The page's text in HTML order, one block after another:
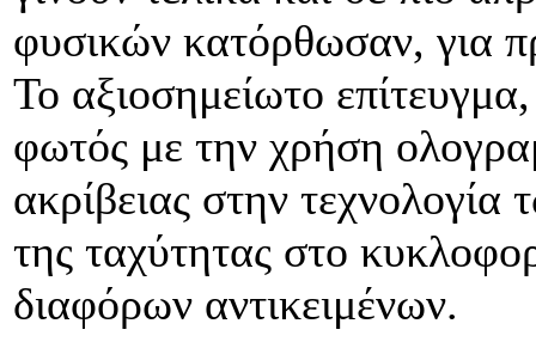
φυσικών κατόρθωσαν, για
Το αξιοσημείωτο
φωτός με την χρήση
ακρίβειας στην
της ταχύτητας στο
διαφόρων αντικειμένων.